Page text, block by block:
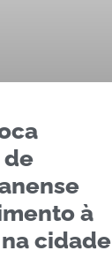
de
à
cidade